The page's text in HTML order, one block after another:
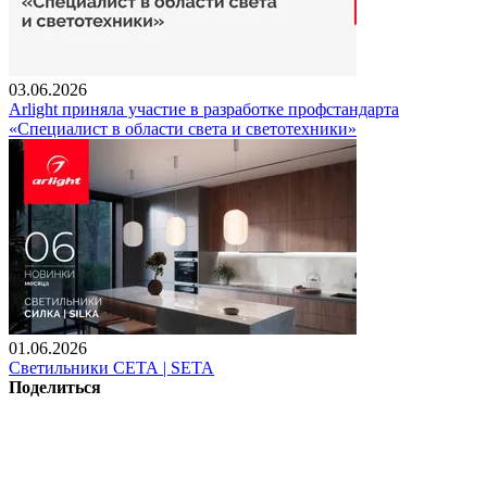
03.06.2026
Arlight приняла участие в разработке профстандарта
«Специалист в области света и светотехники»
01.06.2026
Светильники СЕТА | SETA
Поделиться